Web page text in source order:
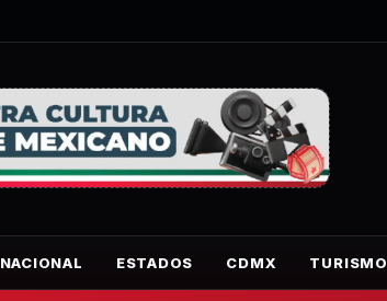
NACIONAL ESTADOS CDMX TURISMO